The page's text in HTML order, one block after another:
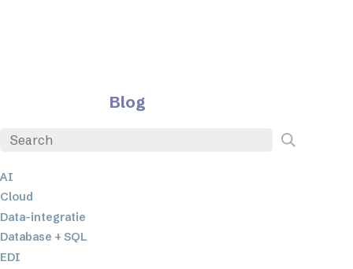
Blog
AI
Cloud
Data-integratie
Database + SQL
EDI